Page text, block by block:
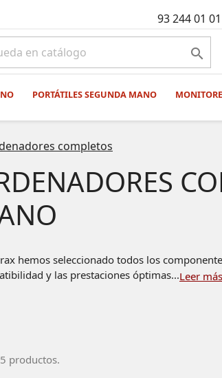
93 244 01 01

PORTÁTILES SEGUNDA MANO
completos
hemos seleccionado todos los
y las prestaciones óptimas...Leer más
productos.